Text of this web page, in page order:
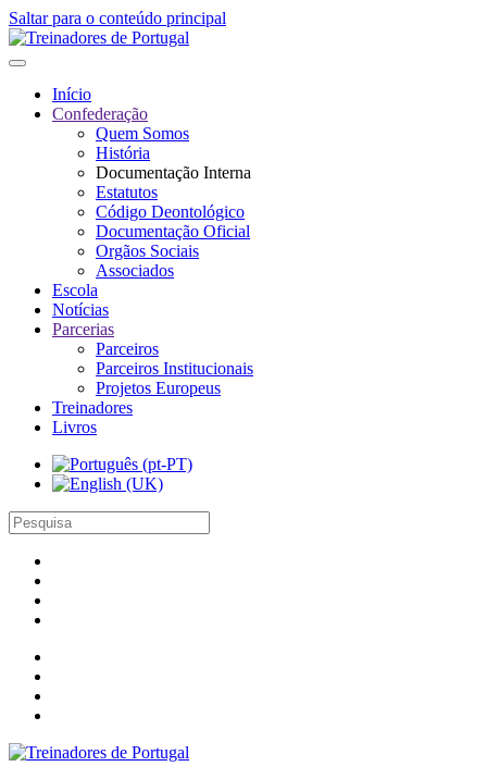
Saltar para o conteúdo principal
Início
Confederação
Quem Somos
História
Documentação Interna
Estatutos
Código Deontológico
Documentação Oficial
Orgãos Sociais
Associados
Escola
Notícias
Parcerias
Parceiros
Parceiros Institucionais
Projetos Europeus
Treinadores
Livros